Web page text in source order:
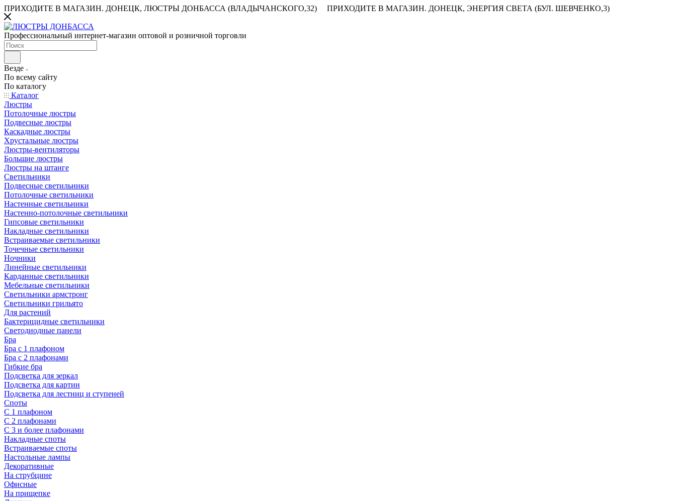
ПРИХОДИТЕ В МАГАЗИН. ДОНЕЦК, ЛЮСТРЫ ДОНБАССА (ВЛАДЫЧАНСКОГО,32) ПРИХОДИТЕ В МАГАЗИН. ДОНЕЦК, ЭНЕРГИЯ СВЕТА (БУЛ. ШЕВЧЕНКО,3)
Профессиональный интернет-магазин оптовой и розничной торговли
Везде
По всему сайту
По каталогу
Каталог
Люстры
Потолочные люстры
Подвесные люстры
Каскадные люстры
Хрустальные люстры
Люстры-вентиляторы
Большие люстры
Люстры на штанге
Светильники
Подвесные светильники
Потолочные светильники
Настенные светильники
Настенно-потолочные светильники
Гипсовые светильники
Накладные светильники
Встраиваемые светильники
Точечные светильники
Ночники
Линейные светильники
Карданные светильники
Мебельные светильники
Светильники армстронг
Светильники грильято
Для растений
Бактерицидные светильники
Светодиодные панели
Бра
Бра с 1 плафоном
Бра с 2 плафонами
Гибкие бра
Подсветка для зеркал
Подсветка для картин
Подсветка для лестниц и ступеней
Споты
С 1 плафоном
С 2 плафонами
С 3 и более плафонами
Накладные споты
Встраиваемые споты
Настольные лампы
Декоративные
На струбцине
Офисные
На прищепке